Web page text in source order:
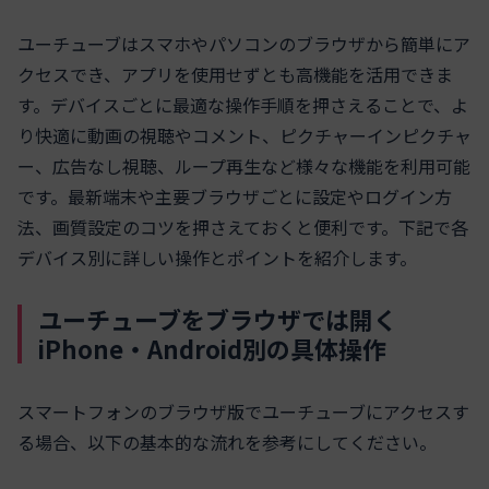
ユーチューブはスマホやパソコンのブラウザから簡単にア
クセスでき、アプリを使用せずとも高機能を活用できま
す。デバイスごとに最適な操作手順を押さえることで、よ
り快適に動画の視聴やコメント、ピクチャーインピクチャ
ー、広告なし視聴、ループ再生など様々な機能を利用可能
です。最新端末や主要ブラウザごとに設定やログイン方
法、画質設定のコツを押さえておくと便利です。下記で各
デバイス別に詳しい操作とポイントを紹介します。
ユーチューブをブラウザでは開く
iPhone・Android別の具体操作
スマートフォンのブラウザ版でユーチューブにアクセスす
る場合、以下の基本的な流れを参考にしてください。